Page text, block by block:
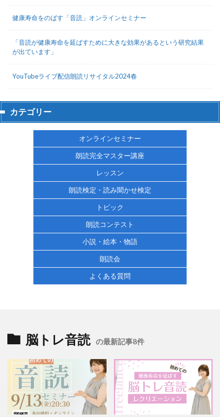
健康寿命をのばす「音読」オンラインセミナー
「音読が健康寿命を延ばすために大きな効果があるという研究結果
が出ています」
YouTubeライブ配信朗読リサイタル2024春
カテゴリー
オンラインセミナー
朗読完全マスター講座
レッスン
朗読検定・読み聞かせ検定
トピック
朗読コンテスト
小説・絵本・物語
朗読会
よくある質問
脳トレ音読 の最新記事8件